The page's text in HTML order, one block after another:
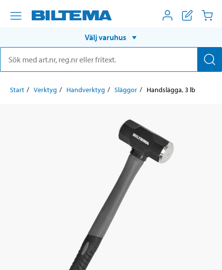
Välj varuhus
Start Verktyg Handverktyg Släggor Handslägga, 3 lb